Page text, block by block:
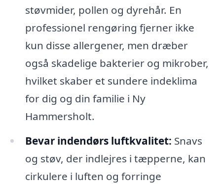
støvmider, pollen og dyrehår. En
professionel rengøring fjerner ikke
kun disse allergener, men dræber
også skadelige bakterier og mikrober,
hvilket skaber et sundere indeklima
for dig og din familie i Ny
Hammersholt.
Bevar indendørs luftkvalitet: Snavs
og støv, der indlejres i tæpperne, kan
cirkulere i luften og forringe